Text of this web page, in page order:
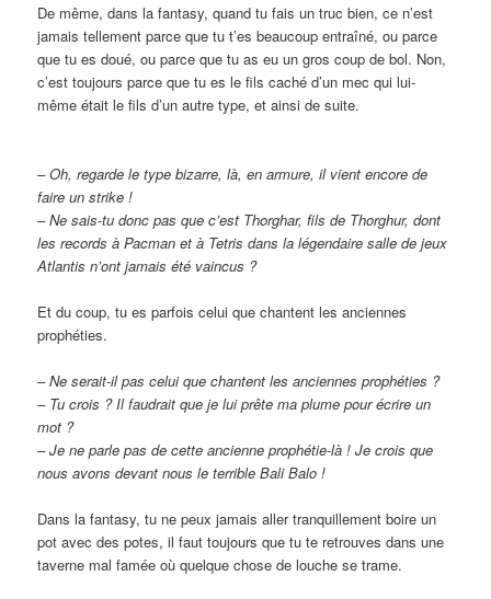
De même, dans la fantasy, quand tu fais un truc bien, ce n’est
jamais tellement parce que tu t’es beaucoup entraîné, ou parce
que tu es doué, ou parce que tu as eu un gros coup de bol. Non,
c’est toujours parce que tu es le fils caché d’un mec qui lui-
même était le fils d’un autre type, et ainsi de suite.
– Oh, regarde le type bizarre, là, en armure, il vient encore de
faire un strike !
– Ne sais-tu donc pas que c’est Thorghar, fils de Thorghur, dont
les records à Pacman et à Tetris dans la légendaire salle de jeux
Atlantis n’ont jamais été vaincus ?
Et du coup, tu es parfois celui que chantent les anciennes
prophéties.
– Ne serait-il pas celui que chantent les anciennes prophéties ?
– Tu crois ? Il faudrait que je lui prête ma plume pour écrire un
mot ?
– Je ne parle pas de cette ancienne prophétie-là ! Je crois que
nous avons devant nous le terrible Bali Balo !
Dans la fantasy, tu ne peux jamais aller tranquillement boire un
pot avec des potes, il faut toujours que tu te retrouves dans une
taverne mal famée où quelque chose de louche se trame.